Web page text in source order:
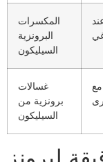
المكسرات
البرونزية
السيليكون
غسالات
برونزية من
السيليكون